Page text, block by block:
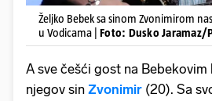
Željko Bebek sa sinom Zvonimirom
u Vodicama | Foto: Dusko Jaramaz/
A sve češći gost na
njegov sin Zvonimir (20). Sa